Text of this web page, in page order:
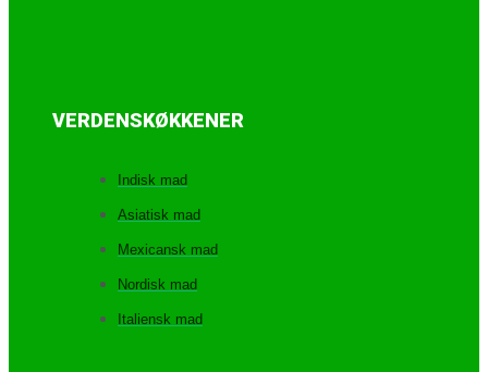
VERDENSKØKKENER
Indisk mad
Asiatisk mad
Mexicansk mad
Nordisk mad
Italiensk mad